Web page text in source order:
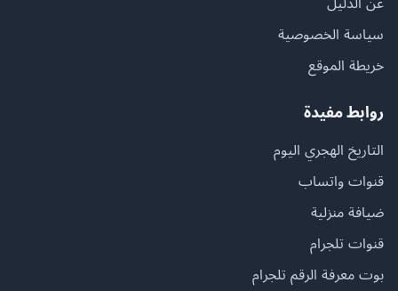
سياسة الخصوصية
خريطة الموقع
روابط مفيدة
التاريخ الهجري اليوم
قنوات واتساب
ضيافة منزلية
قنوات تلجرام
بوت معرفة الرقم تلجرام